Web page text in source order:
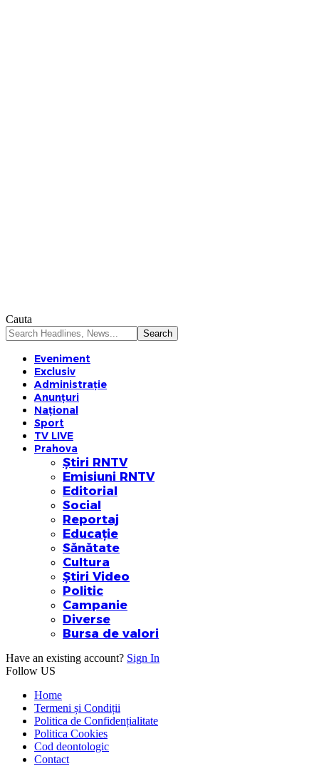
Cauta
Eveniment
Exclusiv
Administrație
Anunțuri
Național
Sport
TV LIVE
Prahova
Știri RNTV
Emisiuni RNTV
Editorial
Social
Reportaj
Educație
Sănătate
Cultura
Știri Video
Politic
Campanie
Diverse
Bursa de valori
Have an existing account? Sign In
Follow US
Home
Termeni și Condiții
Politica de Confidențialitate
Politica Cookies
Cod deontologic
Contact